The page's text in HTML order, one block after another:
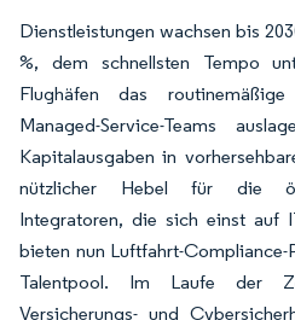
Dienstleistungen wachsen bis
%, dem schnellsten Tempo
Flughäfen das
Managed-Service-Teams
Kapitalausgaben in
nützlicher Hebel für die
Integratoren, die sich einst auf
bieten nun Luftfahrt-
Talentpool. Im Laufe der
Versicherungs- und